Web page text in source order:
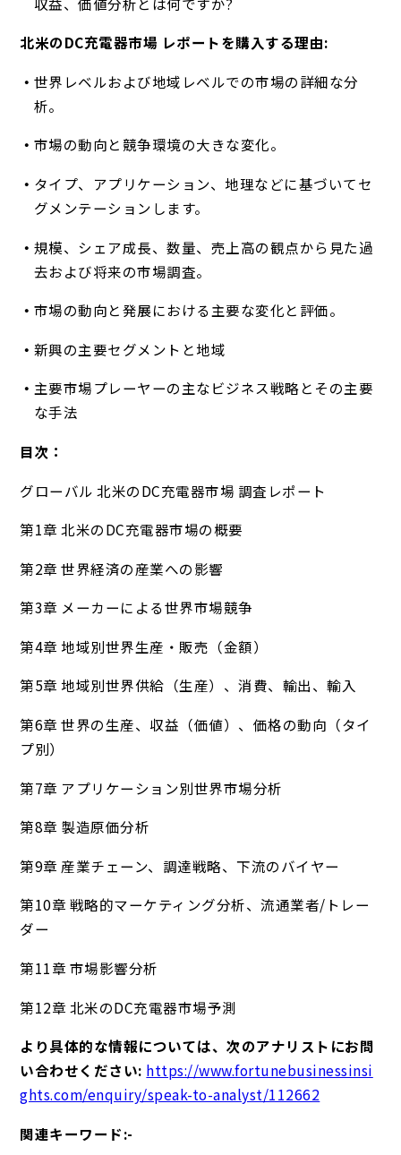
北米のDC充電器市場 レポートを購入する理由:
世界レベルおよび地域レベルでの市場の詳細な分
析。
市場の動向と競争環境の大きな変化。
タイプ、アプリケーション、地理などに基づいてセ
グメンテーションします。
規模、シェア成長、数量、売上高の観点から見た過
去および将来の市場調査。
市場の動向と発展における主要な変化と評価。
新興の主要セグメントと地域
主要市場プレーヤーの主なビジネス戦略とその主要
な手法
目次：
グローバル 北米のDC充電器市場 調査レポート
第1章 北米のDC充電器市場の概要
第2章 世界経済の産業への影響
第3章 メーカーによる世界市場競争
第4章 地域別世界生産・販売（金額）
第5章 地域別世界供給（生産）、消費、輸出、輸入
第6章 世界の生産、収益（価値）、価格の動向（タイ
プ別）
第7章 アプリケーション別世界市場分析
第8章 製造原価分析
第9章 産業チェーン、調達戦略、下流のバイヤー
第10章 戦略的マーケティング分析、流通業者/トレー
ダー
第11章 市場影響分析
第12章 北米のDC充電器市場予測
より具体的な情報については、次のアナリストにお問
い合わせください: https://www.fortunebusinessinsi
ghts.com/enquiry/speak-to-analyst/112662
関連キーワード:-